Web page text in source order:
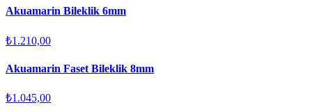
Akuamarin Bileklik 6mm
₺1.210,00
Akuamarin Faset Bileklik 8mm
₺1.045,00